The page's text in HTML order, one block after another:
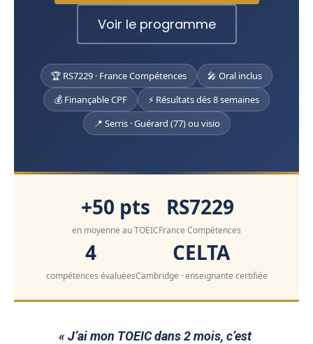
Voir le programme
🏆 RS7229 · France Compétences
🎤 Oral inclus
💰 Finançable CPF
⚡ Résultats dès 8 semaines
📍 Serris · Guérard (77) ou visio
+50 pts
en moyenne au TOEIC
RS7229
France Compétences
4
compétences évaluées
CELTA
Cambridge · enseignante certifiée
« J’ai mon TOEIC dans 2 mois, c’est